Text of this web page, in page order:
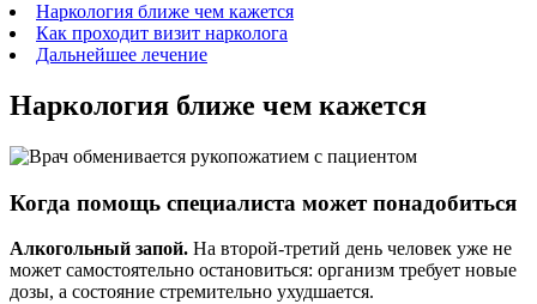
Наркология ближе чем кажется
Как проходит визит нарколога
Дальнейшее лечение
Наркология ближе чем кажется
Когда помощь специалиста может понадобиться
Алкогольный запой. На второй-третий день человек уже не
может самостоятельно остановиться: организм требует новые
дозы, а состояние стремительно ухудшается.